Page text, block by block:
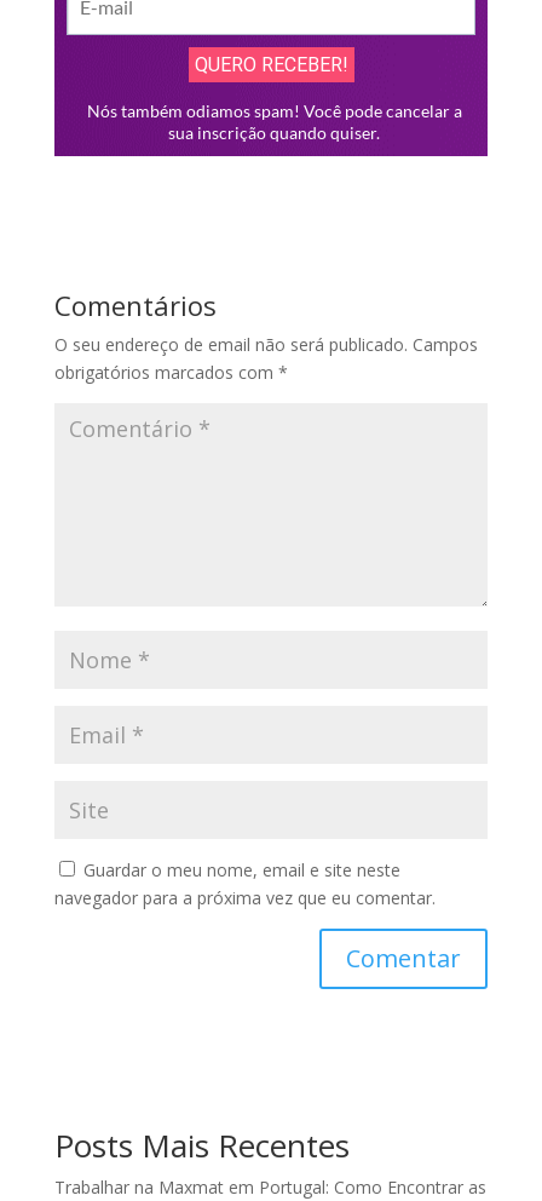
Comentários
O seu endereço de email não será publicado. Campos
obrigatórios marcados com *
Guardar o meu nome, email e site neste
navegador para a próxima vez que eu comentar.
Posts Mais Recentes
Trabalhar na Maxmat em Portugal: Como Encontrar as